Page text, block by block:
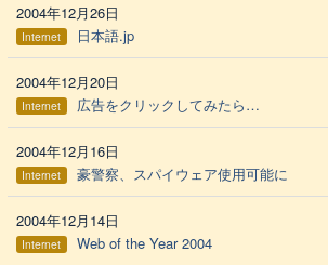
2004年12月26日
Internet 日本語.jp
2004年12月20日
Internet 広告をクリックしてみたら…
2004年12月16日
Internet 豪警察、スパイウェア使用可能に
2004年12月14日
Internet Web of the Year 2004